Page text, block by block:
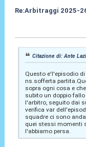
Re:Arbitraggi 2025-
Citazione di: Ante
Questo e'l'episodio
ns.sofferta
sopra ogni cosa e
subito un doppio
l'arbitro, seguito dai
verifica var
squadre ci sono
quei stessi momenti
l'abbiamo persa.